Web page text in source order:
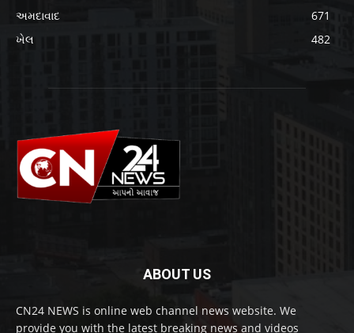
અમદાવાદ
671
ખેલ
482
ABOUT US
CN24 NEWS is online web channel news website. We
provide you with the latest breaking news and videos